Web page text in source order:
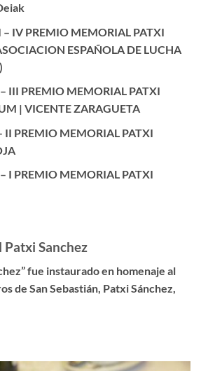
IV PREMIO MEMORIAL PATXI
ESPAÑOLA DE LUCHA
III PREMIO MEMORIAL PATXI
| VICENTE ZARAGUETA
II PREMIO MEMORIAL PATXI
I PREMIO MEMORIAL PATXI
Sanchez
fue instaurado en homenaje al
de San Sebastián, Patxi Sánchez,